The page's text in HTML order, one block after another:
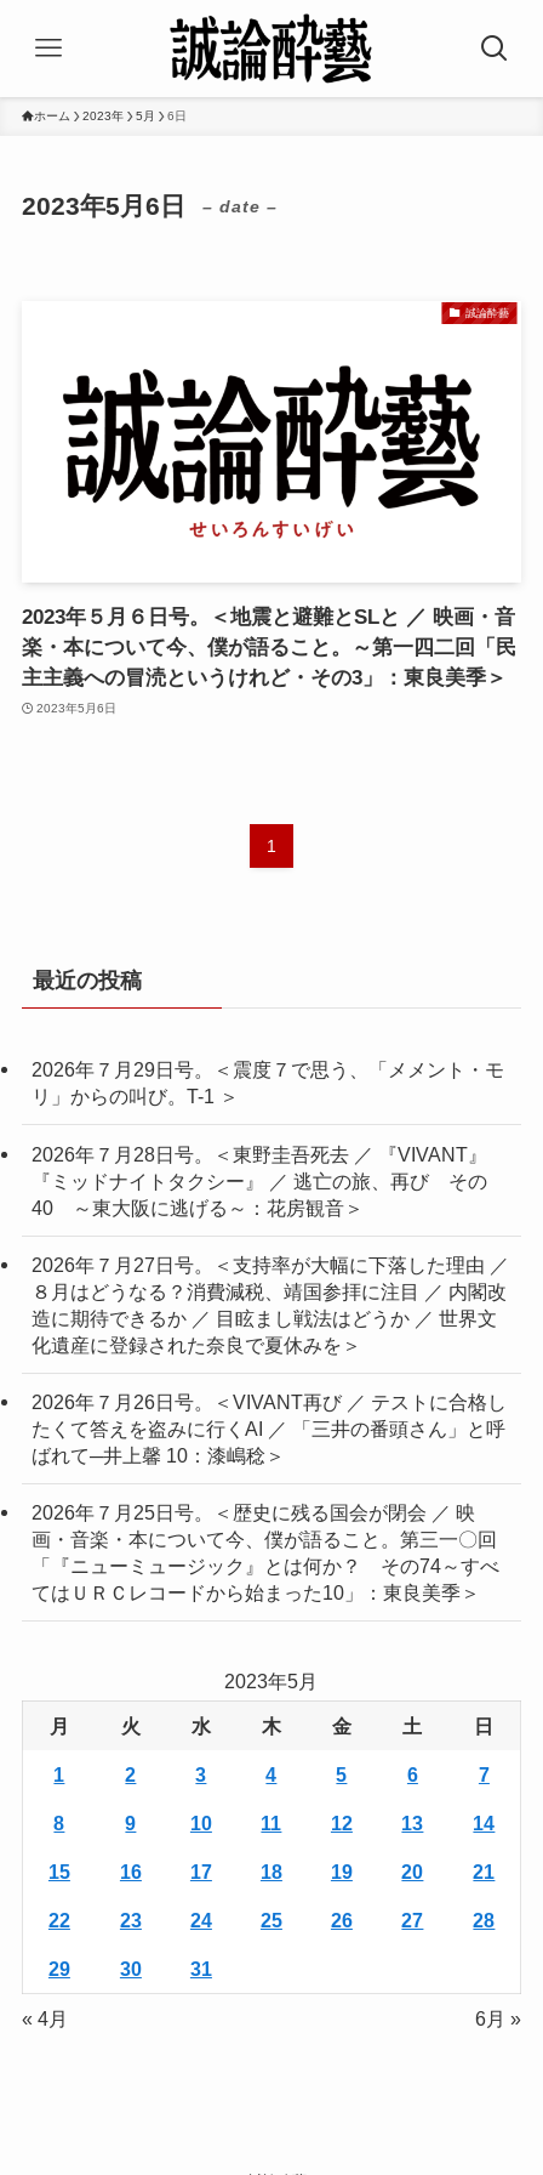
ホーム 2023年 5月 6日
2023年5月6日 – date –
誠論酔藝
2023年５月６日号。＜地震と避難とSLと ／ 映画・音
楽・本について今、僕が語ること。～第一四二回「民
主主義への冒涜というけれど・その3」：東良美季＞
2023年5月6日
1
最近の投稿
2026年７月29日号。＜震度７で思う、「メメント・モ
リ」からの叫び。T-1 ＞
2026年７月28日号。＜東野圭吾死去 ／ 『VIVANT』
『ミッドナイトタクシー』 ／ 逃亡の旅、再び その
40 ～東大阪に逃げる～：花房観音＞
2026年７月27日号。＜支持率が大幅に下落した理由 ／
８月はどうなる？消費減税、靖国参拝に注目 ／ 内閣改
造に期待できるか ／ 目眩まし戦法はどうか ／ 世界文
化遺産に登録された奈良で夏休みを＞
2026年７月26日号。＜VIVANT再び ／ テストに合格し
たくて答えを盗みに行くAI ／ 「三井の番頭さん」と呼
ばれて─井上馨 10：漆嶋稔＞
2026年７月25日号。＜歴史に残る国会が閉会 ／ 映
画・音楽・本について今、僕が語ること。第三一〇回
「『ニューミュージック』とは何か？ その74～すべ
てはＵＲＣレコードから始まった10」：東良美季＞
2023年5月
月 火 水 木 金 土 日
1 2 3 4 5 6 7
8 9 10 11 12 13 14
15 16 17 18 19 20 21
22 23 24 25 26 27 28
29 30 31
« 4月 6月 »